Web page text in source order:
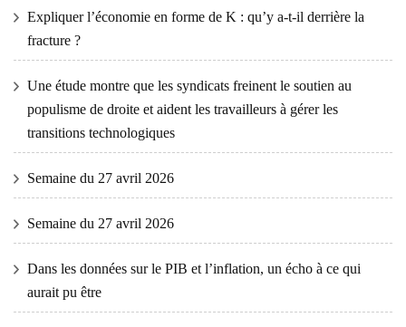
Expliquer l’économie en forme de K : qu’y a-t-il derrière la
fracture ?
Une étude montre que les syndicats freinent le soutien au
populisme de droite et aident les travailleurs à gérer les
transitions technologiques
Semaine du 27 avril 2026
Semaine du 27 avril 2026
Dans les données sur le PIB et l’inflation, un écho à ce qui
aurait pu être